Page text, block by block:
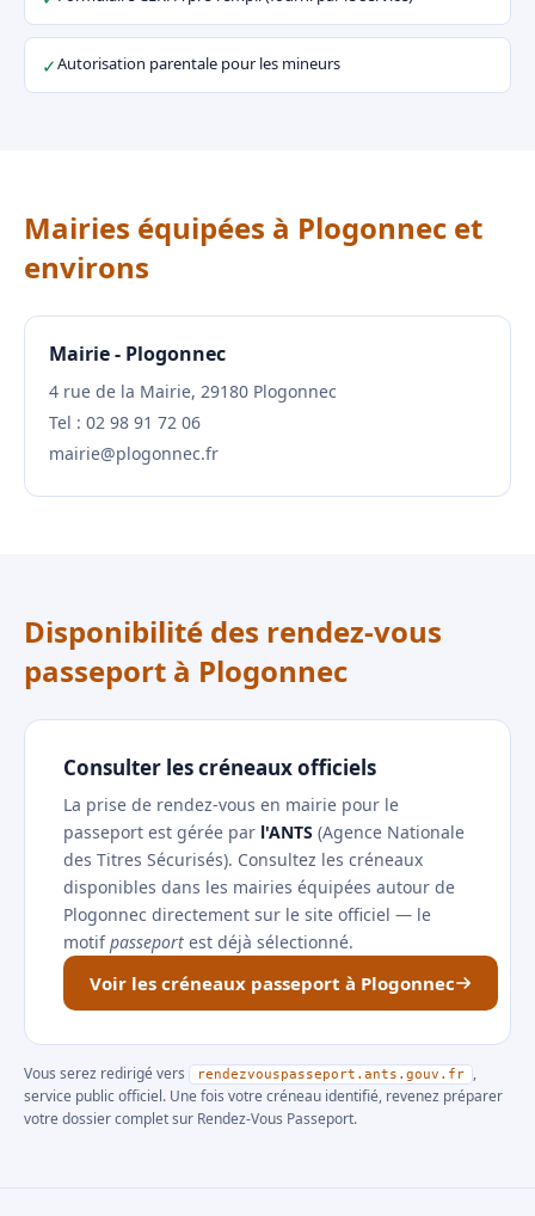
✓Autorisation parentale pour les mineurs
Mairies équipées à Plogonnec et
environs
Mairie - Plogonnec
4 rue de la Mairie, 29180 Plogonnec
Tel : 02 98 91 72 06
mairie@plogonnec.fr
Disponibilité des rendez-vous
passeport à Plogonnec
Consulter les créneaux officiels
La prise de rendez-vous en mairie pour le
passeport est gérée par l'ANTS (Agence Nationale
des Titres Sécurisés). Consultez les créneaux
disponibles dans les mairies équipées autour de
Plogonnec directement sur le site officiel — le
motifpasseport est déjà sélectionné.
Voir les créneaux passeport à Plogonnec
Vous serez redirigé vers rendezvouspasseport.ants.gouv.fr
,
service public officiel. Une fois votre créneau identifié, revenez préparer
votre dossier complet sur Rendez-Vous Passeport.